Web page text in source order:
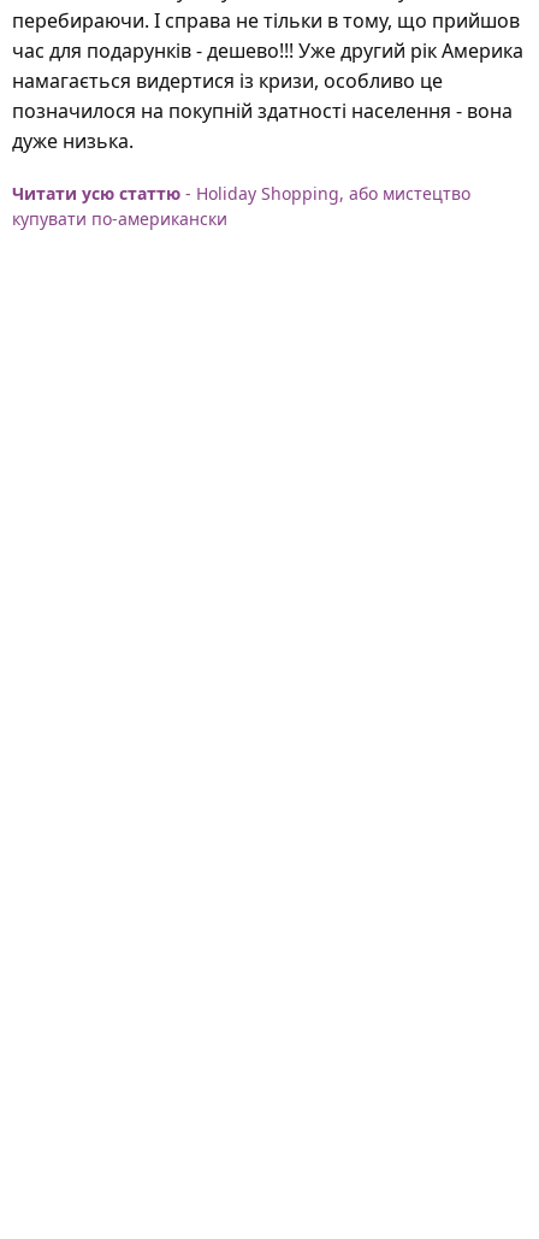
перебираючи. І справа не тільки в тому, що прийшов
час для подарунків - дешево!!! Уже другий рік Америка
намагається видертися із кризи, особливо це
позначилося на покупній здатності населення - вона
дуже низька.
Читати усю статтю - Holiday Shopping, або мистецтво
купувати по-американски